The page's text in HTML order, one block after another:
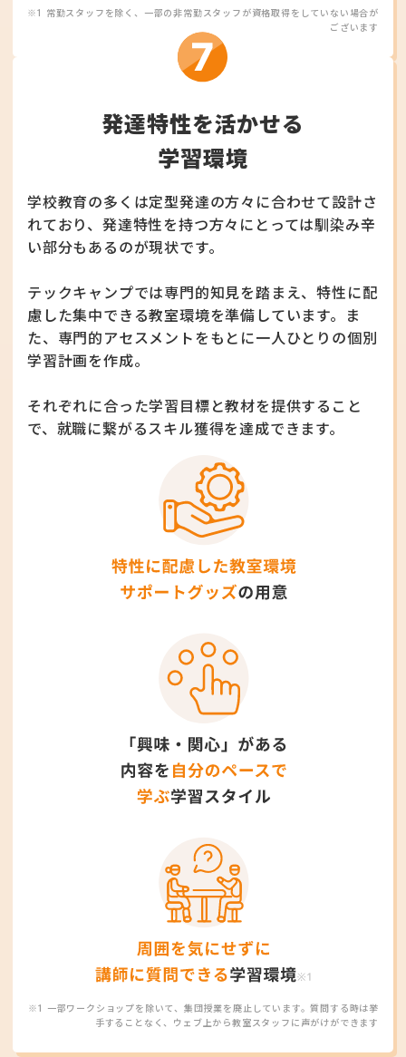
※1 常勤スタッフを除く、一部の非常勤スタッフが資格取得をしていない場合が
ございます
発達特性を活かせる
学習環境
学校教育の多くは定型発達の方々に合わせて設計さ
れており、 発達特性を持つ方々にとっては馴染み辛
い部分もあるのが現状です。
テックキャンプでは専門的知見を踏まえ、特性に配
慮した集中できる教室環境を準備しています。
ま
た、専門的アセスメントをもとに一人ひとりの個別
学習計画を作成。
それぞれに合った学習目標と教材を提供すること
で、 就職に繋がるスキル獲得を達成できます。
※1 一部ワークショップを除いて、集団授業を廃止しています。質問する時は挙
手することなく、ウェブ上から教室スタッフに声がけができます